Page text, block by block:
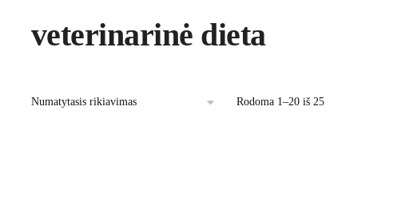
veterinarinė dieta
Rodoma 1–20 iš 25